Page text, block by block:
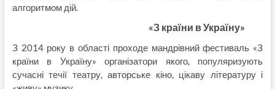
алгоритмом дій.
«З країни в Україну»
З 2014 року в області проходе мандрівний фестиваль «З
країни в Україну» організатори якого, популяризують
сучасні течії театру, авторське кіно, цікаву літературу і